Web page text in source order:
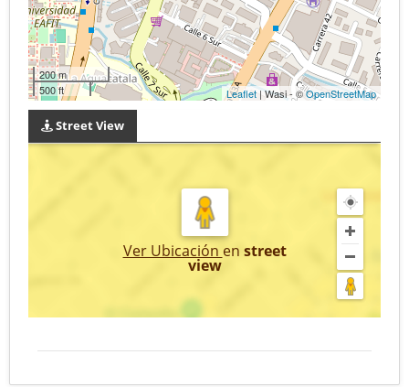
200 m
500 ft
Leaflet | Wasi - ©OpenStreetMap
Street View
Ver Ubicación en street
view